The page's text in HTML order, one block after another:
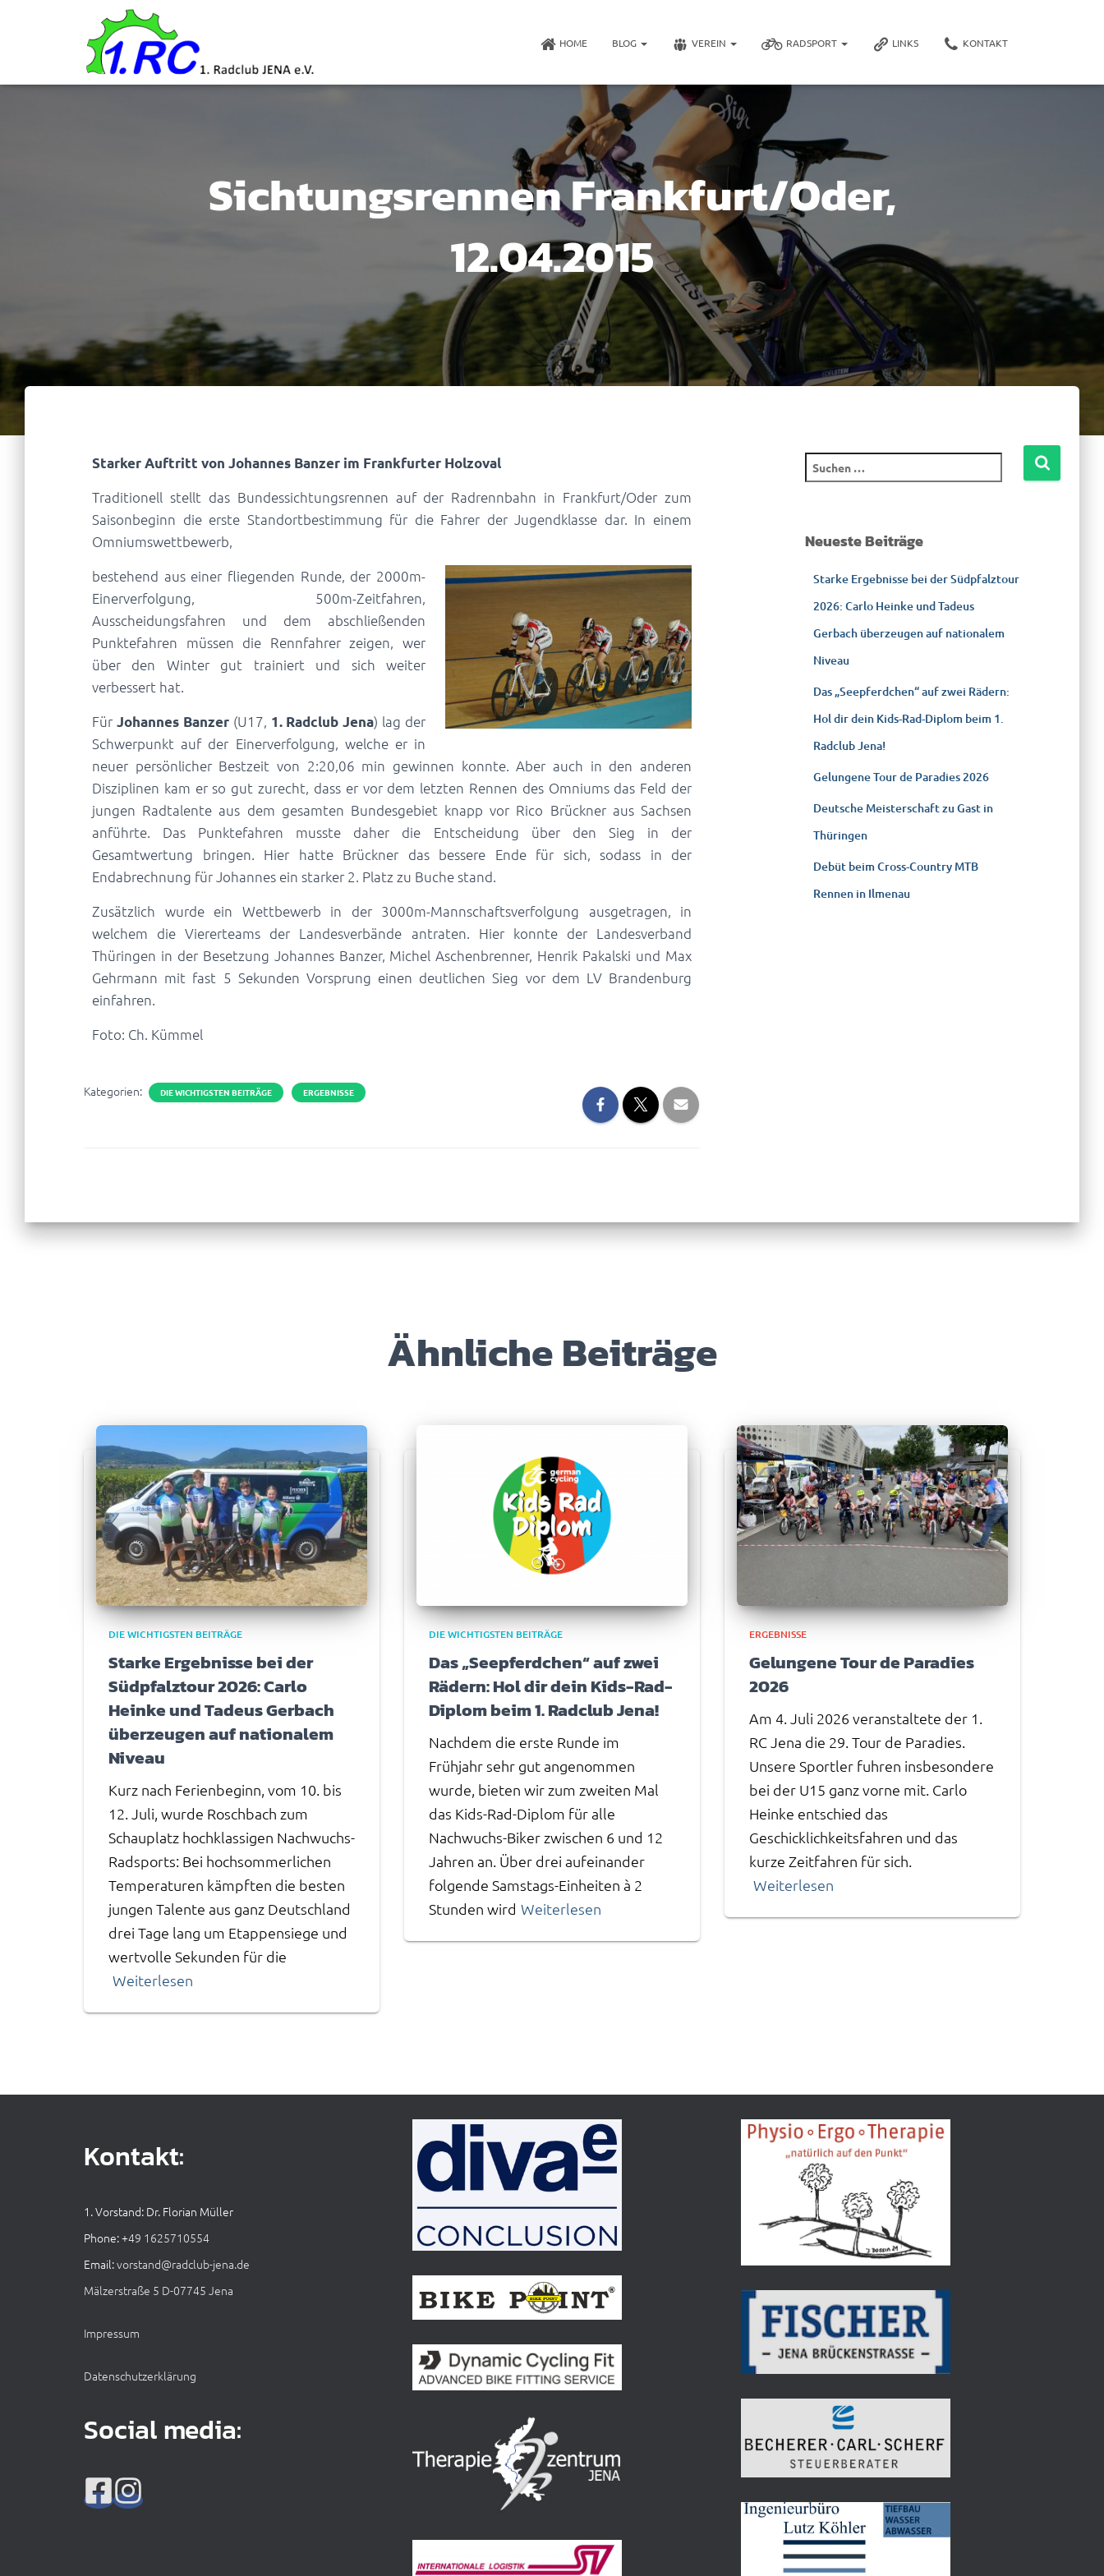
HOME BLOG VEREIN RADSPORT LINKS KONTAKT
Sichtungsrennen Frankfurt/Oder,
12.04.2015
Starker Auftritt von Johannes Banzer im Frankfurter Holzoval
Traditionell stellt das Bundessichtungsrennen auf der Radrennbahn in Frankfurt/Oder zum
Saisonbeginn die erste Standortbestimmung für die Fahrer der Jugendklasse dar. In einem
Omniumswettbewerb,
bestehend aus einer fliegenden Runde, der 2000m-
Einerverfolgung, 500m-Zeitfahren,
Ausscheidungsfahren und dem abschließenden
Punktefahren müssen die Rennfahrer zeigen, wer
über den Winter gut trainiert und sich weiter
verbessert hat.
Für Johannes Banzer (U17, 1. Radclub Jena) lag der
Schwerpunkt auf der Einerverfolgung, welche er in
neuer persönlicher Bestzeit von 2:20,06 min gewinnen konnte. Aber auch in den anderen
Disziplinen kam er so gut zurecht, dass er vor dem letzten Rennen des Omniums das Feld der
jungen Radtalente aus dem gesamten Bundesgebiet knapp vor Rico Brückner aus Sachsen
anführte. Das Punktefahren musste daher die Entscheidung über den Sieg in der
Gesamtwertung bringen. Hier hatte Brückner das bessere Ende für sich, sodass in der
Endabrechnung für Johannes ein starker 2. Platz zu Buche stand.
Zusätzlich wurde ein Wettbewerb in der 3000m-Mannschaftsverfolgung ausgetragen, in
welchem die Viererteams der Landesverbände antraten. Hier konnte der Landesverband
Thüringen in der Besetzung Johannes Banzer, Michel Aschenbrenner, Henrik Pakalski und Max
Gehrmann mit fast 5 Sekunden Vorsprung einen deutlichen Sieg vor dem LV Brandenburg
einfahren.
Foto: Ch. Kümmel
Kategorien: DIE WICHTIGSTEN BEITRÄGE ERGEBNISSE
Neueste Beiträge
Starke Ergebnisse bei der Südpfalztour
2026: Carlo Heinke und Tadeus
Gerbach überzeugen auf nationalem
Niveau
Das „Seepferdchen“ auf zwei Rädern:
Hol dir dein Kids-Rad-Diplom beim 1.
Radclub Jena!
Gelungene Tour de Paradies 2026
Deutsche Meisterschaft zu Gast in
Thüringen
Debüt beim Cross-Country MTB
Rennen in Ilmenau
Ähnliche Beiträge
DIE WICHTIGSTEN BEITRÄGE
Starke Ergebnisse bei der
Südpfalztour 2026: Carlo
Heinke und Tadeus Gerbach
überzeugen auf nationalem
Niveau
Kurz nach Ferienbeginn, vom 10. bis
12. Juli, wurde Roschbach zum
Schauplatz hochklassigen Nachwuchs-
Radsports: Bei hochsommerlichen
Temperaturen kämpften die besten
jungen Talente aus ganz Deutschland
drei Tage lang um Etappensiege und
wertvolle Sekunden für die
Weiterlesen
DIE WICHTIGSTEN BEITRÄGE
Das „Seepferdchen“ auf zwei
Rädern: Hol dir dein Kids-Rad-
Diplom beim 1. Radclub Jena!
Nachdem die erste Runde im
Frühjahr sehr gut angenommen
wurde, bieten wir zum zweiten Mal
das Kids-Rad-Diplom für alle
Nachwuchs-Biker zwischen 6 und 12
Jahren an. Über drei aufeinander
folgende Samstags-Einheiten à 2
Stunden wird Weiterlesen
ERGEBNISSE
Gelungene Tour de Paradies
2026
Am 4. Juli 2026 veranstaltete der 1.
RC Jena die 29. Tour de Paradies.
Unsere Sportler fuhren insbesondere
bei der U15 ganz vorne mit. Carlo
Heinke entschied das
Geschicklichkeitsfahren und das
kurze Zeitfahren für sich.
Weiterlesen
Kontakt:
1. Vorstand: Dr. Florian Müller
Phone: +49 1625710554
Email:vorstand@radclub-jena.de
Mälzerstraße 5 D-07745 Jena
Impressum
Datenschutzerklärung
Social media: